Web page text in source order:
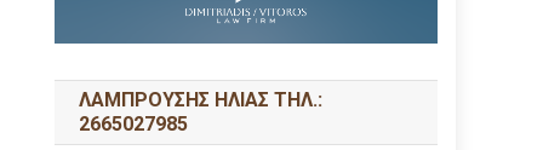
ΛΑΜΠΡΟΥΣΗΣ ΗΛΙΑΣ ΤΗΛ.:
2665027985